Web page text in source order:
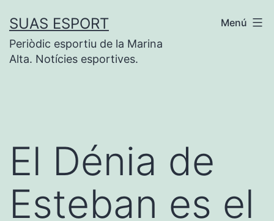
contenido
SUAS ESPORT
Periòdic esportiu de la Marina
Alta. Notícies esportives.
Menú
El Dénia de
Esteban es el